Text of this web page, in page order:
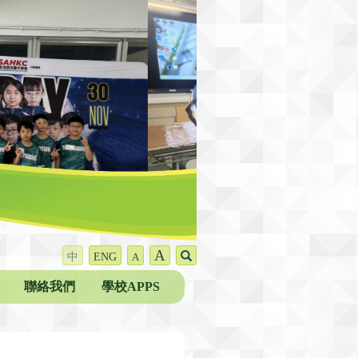
中 ENG A A
聯絡我們 學校APPS